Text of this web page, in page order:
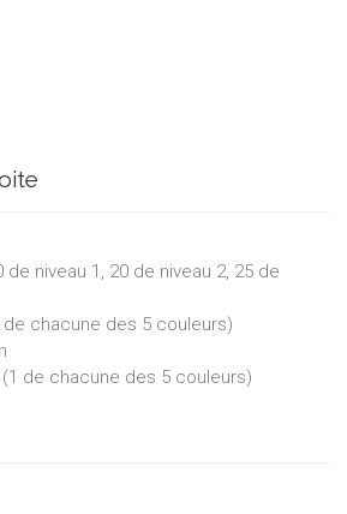
de niveau 1, 20 de niveau 2, 25 de
de chacune des 5 couleurs)
de chacune des 5 couleurs)